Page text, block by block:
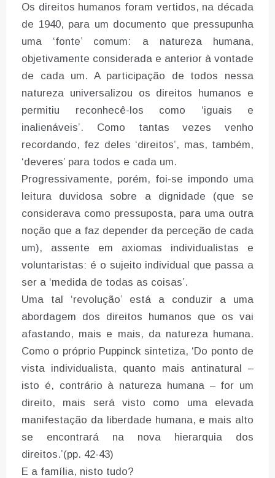
Os direitos humanos foram vertidos, na década
de 1940, para um documento que pressupunha
uma ‘fonte’ comum: a natureza humana,
objetivamente considerada e anterior à vontade
de cada um. A participação de todos nessa
natureza universalizou os direitos humanos e
permitiu reconhecê-los como ‘iguais e
inalienáveis’. Como tantas vezes venho
recordando, fez deles ‘direitos’, mas, também,
‘deveres’ para todos e cada um.
Progressivamente, porém, foi-se impondo uma
leitura duvidosa sobre a dignidade (que se
considerava como pressuposta, para uma outra
noção que a faz depender da perceção de cada
um), assente em axiomas individualistas e
voluntaristas: é o sujeito individual que passa a
ser a ‘medida de todas as coisas’.
Uma tal ‘revolução’ está a conduzir a uma
abordagem dos direitos humanos que os vai
afastando, mais e mais, da natureza humana.
Como o próprio Puppinck sintetiza, ‘Do ponto de
vista individualista, quanto mais antinatural –
isto é, contrário à natureza humana – for um
direito, mais será visto como uma elevada
manifestação da liberdade humana, e mais alto
se encontrará na nova hierarquia dos
direitos.’(pp. 42-43)
E a família, nisto tudo?